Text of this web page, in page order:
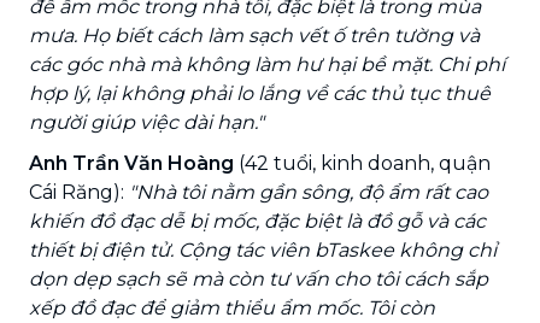
đề ẩm mốc trong nhà tôi, đặc biệt là trong mùa
mưa. Họ biết cách làm sạch vết ố trên tường và
các góc nhà mà không làm hư hại bề mặt. Chi phí
hợp lý, lại không phải lo lắng về các thủ tục thuê
người giúp việc dài hạn."
Anh Trần Văn Hoàng (42 tuổi, kinh doanh, quận
Cái Răng): "Nhà tôi nằm gần sông, độ ẩm rất cao
khiến đồ đạc dễ bị mốc, đặc biệt là đồ gỗ và các
thiết bị điện tử. Cộng tác viên bTaskee không chỉ
dọn dẹp sạch sẽ mà còn tư vấn cho tôi cách sắp
xếp đồ đạc để giảm thiểu ẩm mốc. Tôi còn